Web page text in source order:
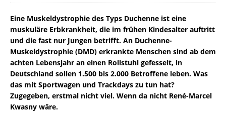
Eine Muskeldystrophie des Typs Duchenne ist eine
muskuläre Erbkrankheit, die im frühen Kindesalter auftritt
und die fast nur Jungen betrifft. An Duchenne-
Muskeldystrophie (DMD) erkrankte Menschen sind ab dem
achten Lebensjahr an einen Rollstuhl gefesselt, in
Deutschland sollen 1.500 bis 2.000 Betroffene leben. Was
das mit Sportwagen und Trackdays zu tun hat?
Zugegeben, erstmal nicht viel. Wenn da nicht René-Marcel
Kwasny wäre.